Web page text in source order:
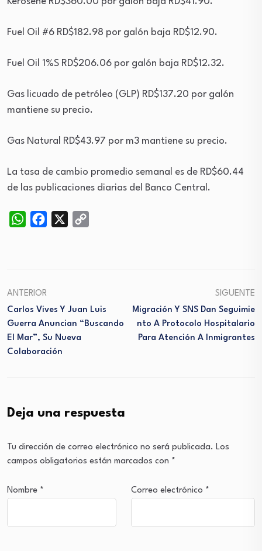
Fuel Oil #6 RD$182.98 por galón baja RD$12.90.
Fuel Oil 1%S RD$206.06 por galón baja RD$12.32.
Gas licuado de petróleo (GLP) RD$137.20 por galón
mantiene su precio.
Gas Natural RD$43.97 por m3 mantiene su precio.
La tasa de cambio promedio semanal es de RD$60.44
de las publicaciones diarias del Banco Central.
WhatsAppFacebook
ANTERIOR
Carlos Vives Y Juan Luis
Guerra Anuncian “Buscando
El Mar”, Su Nueva
Colaboración
SIGUENTE
Migración Y SNS Dan Seguimie
Nto A Protocolo Hospitalario
Para Atención A Inmigrantes
Deja una respuesta
Tu dirección de correo electrónico no será publicada. Los
campos obligatorios están marcados con *
Nombre * Correo electrónico *